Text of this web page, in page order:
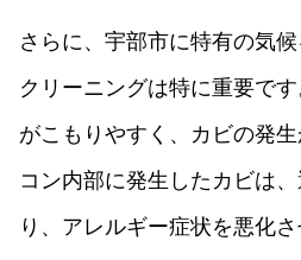
さらに、宇部市に特有の気
クリーニングは特に重要で
がこもりやすく、カビの発
コン内部に発生したカビは
り、アレルギー症状を悪化